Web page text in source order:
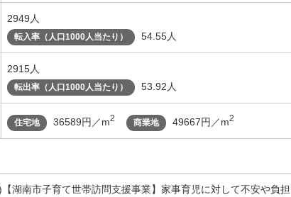
2949人
転入率（人口1000人当たり） 54.55人
2915人
転出率（人口1000人当たり） 53.92人
住宅地 36589円／m2 商業地 49667円／m2
【湖南市子育て世帯訪問支援事業】家事育児に対して不安や負